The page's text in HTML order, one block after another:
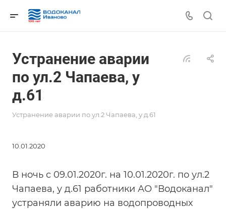
Устранение аварии
по ул.2 Чапаева, у
д.61
Устранение аварии по ул.2 Чапаева, у д.61
10.01.2020
В ночь с 09.01.2020г. на 10.01.2020г. по ул.2
Чапаева, у д.61 работники АО "Водоканал"
устраняли аварию на водопроводных